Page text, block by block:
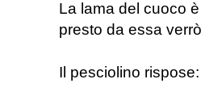
La lama del cuoco
presto da essa
Il pesciolino rispose: